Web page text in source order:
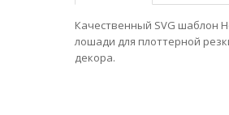
Качественный SVG шаблон
лошади для плоттерной
декора.